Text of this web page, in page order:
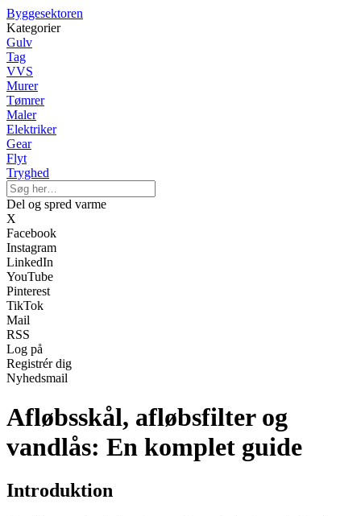
Byggesektoren
Kategorier
Gulv
Tag
VVS
Murer
Tømrer
Maler
Elektriker
Gear
Flyt
Tryghed
Del og spred varme
X
Facebook
Instagram
LinkedIn
YouTube
Pinterest
TikTok
Mail
RSS
Log på
Registrér dig
Nyhedsmail
Afløbsskål, afløbsfilter og
vandlås: En komplet guide
Introduktion